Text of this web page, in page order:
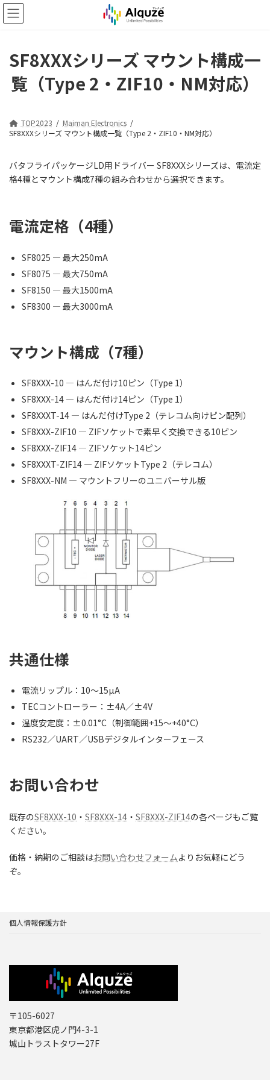
コ
ン
ナ
ビ
SF8XXXシリーズ マウント構成一
覧（Type 2・ZIF10・NM対応）
TOP2023
Maiman Electronics
SF8XXXシリーズ マウント構成一覧（Type 2・ZIF10・NM対応）
バタフライパッケージLD用ドライバー SF8XXXシリーズは、電流定
格4種とマウント構成7種の組み合わせから選択できます。
電流定格（4種）
SF8025 — 最大250mA
SF8075 — 最大750mA
SF8150 — 最大1500mA
SF8300 — 最大3000mA
マウント構成（7種）
SF8XXX-10 — はんだ付け10ピン（Type 1）
SF8XXX-14 — はんだ付け14ピン（Type 1）
SF8XXXT-14 — はんだ付けType 2（テレコム向けピン配列）
SF8XXX-ZIF10 — ZIFソケットで素早く交換できる10ピン
SF8XXX-ZIF14 — ZIFソケット14ピン
SF8XXXT-ZIF14 — ZIFソケットType 2（テレコム）
SF8XXX-NM — マウントフリーのユニバーサル版
共通仕様
電流リップル：10〜15µA
TECコントローラー：±4A／±4V
温度安定度：±0.01°C（制御範囲+15〜+40°C）
RS232／UART／USBデジタルインターフェース
お問い合わせ
既存のSF8XXX-10 ・ SF8XXX-14 ・ SF8XXX-ZIF14の各ページもご覧
ください。
価格・納期のご相談はお問い合わせフォームよりお気軽にどう
ぞ。
個人情報保護方針
〒105-6027
東京都港区虎ノ門4-3-1
城山トラストタワー27F